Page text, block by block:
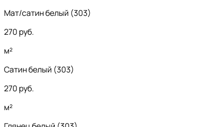
Мат/сатин белый (303)
270 руб.
м²
Сатин белый (303)
270 руб.
м²